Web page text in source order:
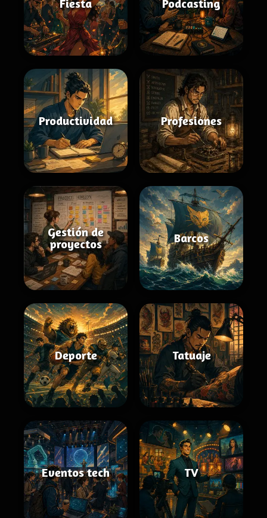
Fiesta Podcasting
Productividad Profesiones
Gestión de
proyectos
Barcos
Deporte Tatuaje
Eventos tech TV